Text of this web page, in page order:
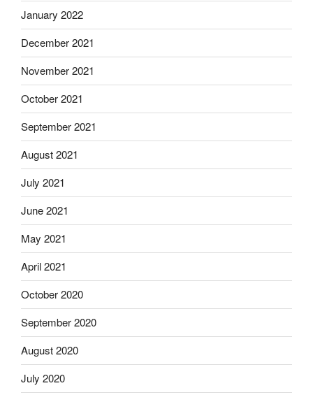
January 2022
December 2021
November 2021
October 2021
September 2021
August 2021
July 2021
June 2021
May 2021
April 2021
October 2020
September 2020
August 2020
July 2020